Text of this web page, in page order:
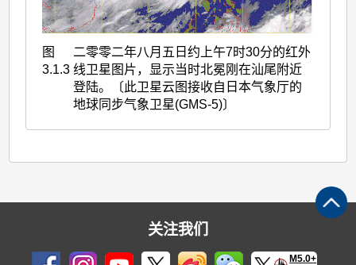
图
3.1.3
二零零二年八月五日约上午7时30分的红外
线卫星图片，显示当时北冕刚在汕尾附近
登陆。〔此卫星云图接收自日本气象厅的
地球同步气象卫星(GMS-5)〕
关注我们
M5.0+